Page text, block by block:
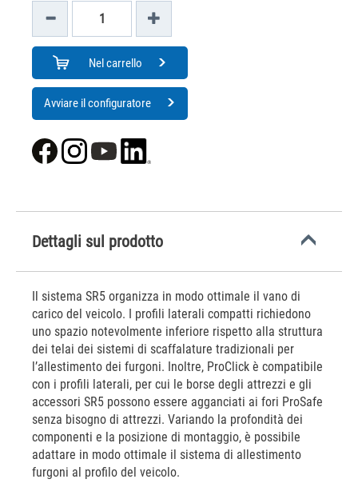
Nel carrello
Avviare il configuratore
Dettagli sul prodotto
Il sistema SR5 organizza in modo ottimale il vano di
carico del veicolo. I profili laterali compatti richiedono
uno spazio notevolmente inferiore rispetto alla struttura
dei telai dei sistemi di scaffalature tradizionali per
l’allestimento dei furgoni. Inoltre, ProClick è compatibile
con i profili laterali, per cui le borse degli attrezzi e gli
accessori SR5 possono essere agganciati ai fori ProSafe
senza bisogno di attrezzi. Variando la profondità dei
componenti e la posizione di montaggio, è possibile
adattare in modo ottimale il sistema di allestimento
furgoni al profilo del veicolo.